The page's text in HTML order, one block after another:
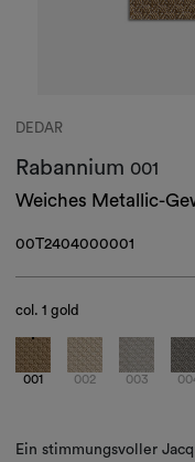
DEDAR
Rabannium 001
Weiches Metallic-
00T2404000001
col.1 gold
001 002 003
Ein stimmungsvoller